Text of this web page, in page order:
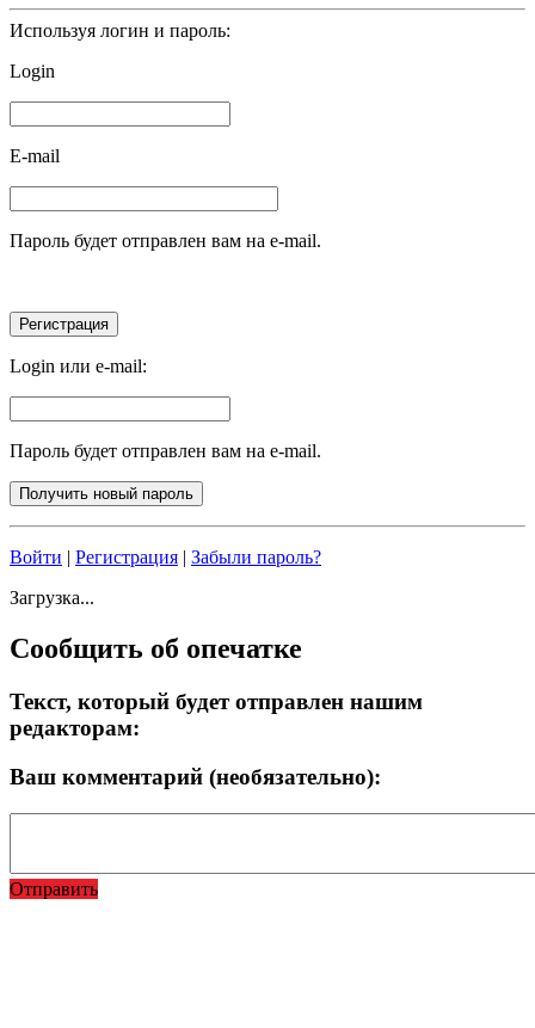
Используя логин и пароль:
Login
E-mail
Пароль будет отправлен вам на e-mail.
Login или e-mail:
Пароль будет отправлен вам на e-mail.
Войти | Регистрация | Забыли пароль?
Загрузка...
Сообщить об опечатке
Текст, который будет отправлен нашим
редакторам:
Ваш комментарий (необязательно):
Отправить